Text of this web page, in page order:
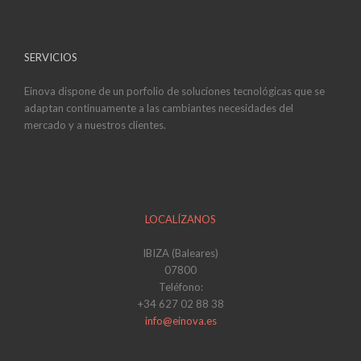
SERVICIOS
Einova dispone de un porfolio de soluciones tecnológicas que se
adaptan continuamente a las cambiantes necesidades del
mercado y a nuestros clientes.
LOCALÍZANOS
IBIZA (Baleares)
07800
Teléfono:
+34 627 02 88 38
info@einova.es